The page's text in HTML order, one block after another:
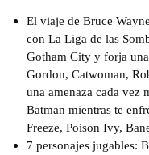
El viaje de Bruce
con La Liga de las
Gotham City y forja
Gordon, Catwoman,
una amenaza cada vez
Batman mientras te
Freeze, Poison Ivy,
7 personajes jugables: